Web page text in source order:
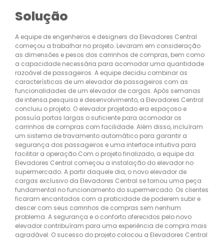
Solução
A equipe de engenheiros e designers da Elevadores Central
começou a trabalhar no projeto. Levaram em consideração
as dimensões e pesos dos carrinhos de compras, bem como
a capacidade necessária para acomodar uma quantidade
razoável de passageiros. A equipe decidiu combinar as
características de um elevador de passageiros com as
funcionalidades de um elevador de cargas. Após semanas
de intensa pesquisa e desenvolvimento, a Elevadores Central
concluiu o projeto. O elevador projetado era espaçoso e
possuía portas largas o suficiente para acomodar os
carrinhos de compras com facilidade. Além disso, incluíram
um sistema de travamento automático para garantir a
segurança dos passageiros e uma interface intuitiva para
facilitar a operação.Com o projeto finalizado, a equipe da
Elevadores Central começou a instalação do elevador no
supermercado. A partir daquele dia, o novo elevador de
cargas exclusivo da Elevadores Central se tornou uma peça
fundamental no funcionamento do supermercado. Os clientes
ficaram encantados com a praticidade de poderem subir e
descer com seus carrinhos de compras sem nenhum
problema. A segurança e o conforto oferecidos pelo novo
elevador contribuíram para uma experiência de compra mais
agradável. O sucesso do projeto colocou a Elevadores Central